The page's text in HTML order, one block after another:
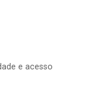
e acesso